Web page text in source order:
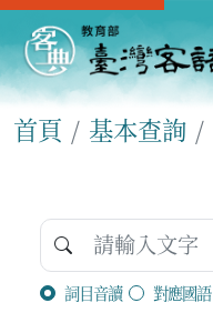
首頁 基本查詢
詞目音讀 對應國語